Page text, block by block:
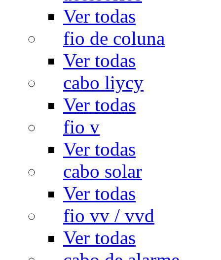
Ver todas
fio de coluna
Ver todas
cabo liycy
Ver todas
fio v
Ver todas
cabo solar
Ver todas
fio vv / vvd
Ver todas